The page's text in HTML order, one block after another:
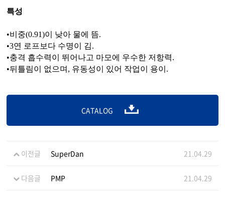
특성
•비중(0.91)이 낮아 물에 뜸.
•3연 로프보다 수명이 김.
•충격 흡수력이 뛰어나고 마모에 우수한 저항력.
•뒤틀림이 없으며, 유동성이 있어 작업이 용이.
CATALOG
이전글 SuperDan 21.04.29
다음글 PMP 21.04.29